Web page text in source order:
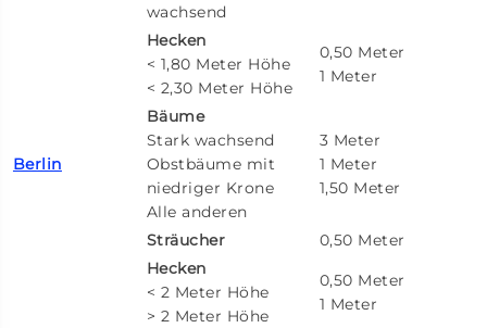
wachsend
Hecken
< 1,80 Meter Höhe
< 2,30 Meter Höhe
0,50 Meter
1 Meter
Berlin
Bäume
Stark wachsend
Obstbäume mit
niedriger Krone
Alle anderen
3 Meter
1 Meter
1,50 Meter
Sträucher
0,50 Meter
Hecken
< 2 Meter Höhe
> 2 Meter Höhe
0,50 Meter
1 Meter